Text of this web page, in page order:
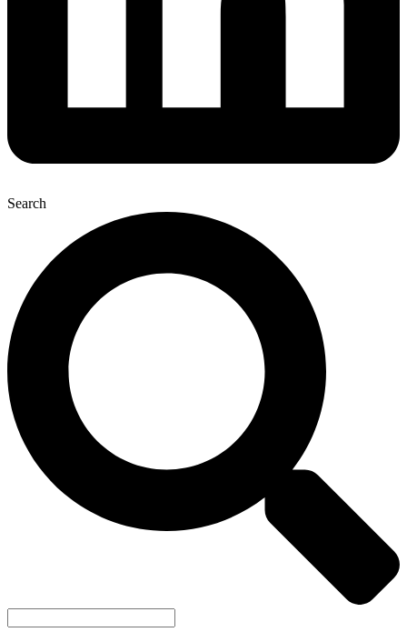
Search